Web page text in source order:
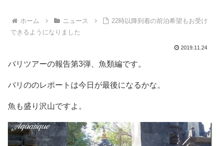
ホーム ニュース
22時以降到着の前泊希望もお受け
できるようになりました
2019.11.24
バリツアーの報告第3弾、魚類編です。
バリののレポートは今日が最後になるかな。
魚も盛り沢山ですよ。